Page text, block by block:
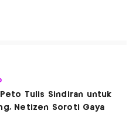
Tulis Sindiran untuk
Netizen Soroti Gaya